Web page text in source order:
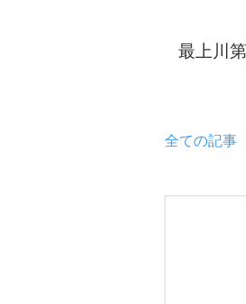
最上川
全ての記事